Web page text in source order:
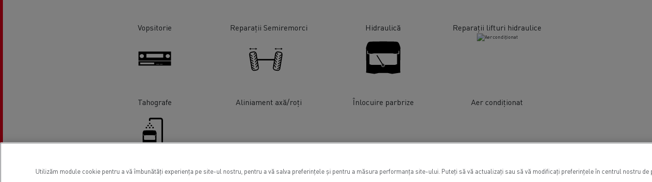
Vopsitorie Reparații Semiremorci Hidraulică Reparații lifturi hidraulice
Tahografe Aliniament axă/roți Înlocuire parbrize Aer condiționat
Spălătorie
Utilizăm module cookie pentru a vă îmbunătăți experiența pe site-ul nostru, pentru a vă salva preferințele și pentru a măsura performanța site-ului. Puteți să vă actualizați sau să vă modificați preferințele în centrul nostru